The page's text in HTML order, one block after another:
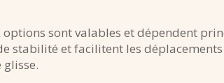
options sont valables et dépendent
stabilité et facilitent les